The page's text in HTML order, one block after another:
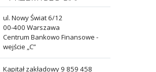
ul. Nowy Świat 6/12
00-400 Warszawa
Centrum Bankowo Finansowe -
wejście „C”
Kapitał zakładowy 9 859 458